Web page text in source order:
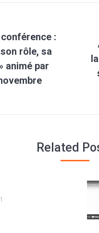
:
rôle, sa
animé par
Related